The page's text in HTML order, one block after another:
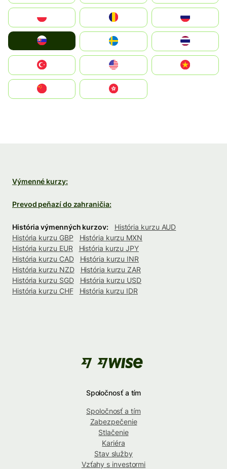
United States
中國香港特別行政區
Výmenné kurzy:
Prevod peňazí do zahraničia:
História výmenných kurzov:
História kurzu AUD
História kurzu GBP
História kurzu MXN
História kurzu EUR
História kurzu JPY
História kurzu CAD
História kurzu INR
História kurzu NZD
História kurzu ZAR
História kurzu SGD
História kurzu USD
História kurzu CHF
História kurzu IDR
Spoločnosť a tím
Spoločnosť a tím
Zabezpečenie
Stlačenie
Kariéra
Stav služby
Vzťahy s investormi